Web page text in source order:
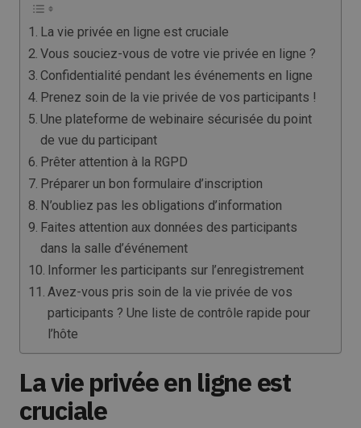
La vie privée en ligne est cruciale
Vous souciez-vous de votre vie privée en ligne ?
Confidentialité pendant les événements en ligne
Prenez soin de la vie privée de vos participants !
Une plateforme de webinaire sécurisée du point
de vue du participant
Prêter attention à la RGPD
Préparer un bon formulaire d’inscription
N’oubliez pas les obligations d’information
Faites attention aux données des participants
dans la salle d’événement
Informer les participants sur l’enregistrement
Avez-vous pris soin de la vie privée de vos
participants ? Une liste de contrôle rapide pour
l’hôte
La vie privée en ligne est
cruciale